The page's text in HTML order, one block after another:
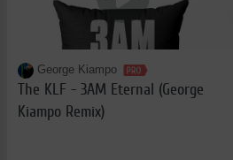
George Kiampo
The KLF - 3AM Eternal (George
Kiampo Remix)